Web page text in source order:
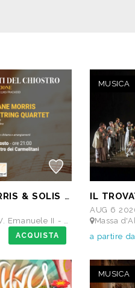
SARAH JANE MORRIS & SOLIS STRING QUARTET - Festival I Concerti del Chiostro
- Chiostro dei Carmelitani
ACQUISTA
MUSICA
AUG 6
Massa d'Albe (AQ) , in caso
a partire
MUSICA